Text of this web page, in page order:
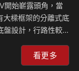
開始嶄露頭角，當
樑框架的分離式底
盤設計，行路性較
XC90以其4米8的車
定，一推出後便受到
看更多